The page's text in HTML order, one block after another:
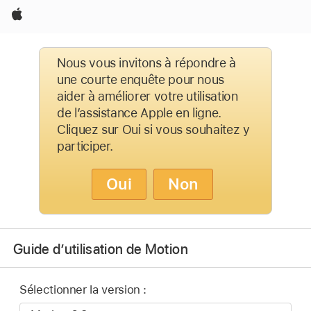
Apple
Nous vous invitons à répondre à
une courte enquête pour nous
aider à améliorer votre utilisation
de l’assistance Apple en ligne.
Cliquez sur Oui si vous souhaitez y
participer.
Oui Non
Guide d’utilisation de Motion
Sélectionner la version :